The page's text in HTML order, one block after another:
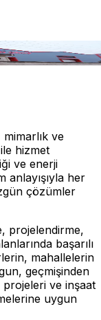
mimarlık ve
hizmet
ve enerji
anlayışıyla her
çözümler
projelendirme,
başarılı
mahallelerin
geçmişinden
ve inşaat
uygun